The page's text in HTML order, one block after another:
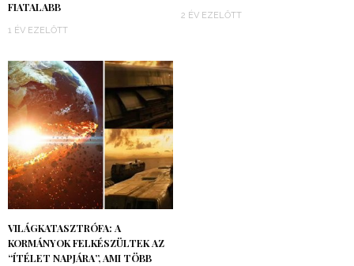
FIATALABB
1 ÉV EZELŐTT
2 ÉV EZELŐTT
VILÁGKATASZTRÓFA: A
KORMÁNYOK FELKÉSZÜLTEK AZ
“ÍTÉLET NAPJÁRA”, AMI TÖBB